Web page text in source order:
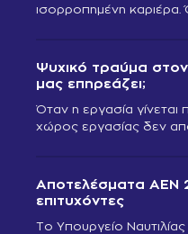
ισορροπημένη καριέρα.
Ψυχικό τραύμα
μας επηρεάζει;
Όταν η εργασία γίνεται
χώρος εργασίας δεν
Αποτελέσματα ΑΕΝ
επιτυχόντες
Το Υπουργείο Ναυτιλίας